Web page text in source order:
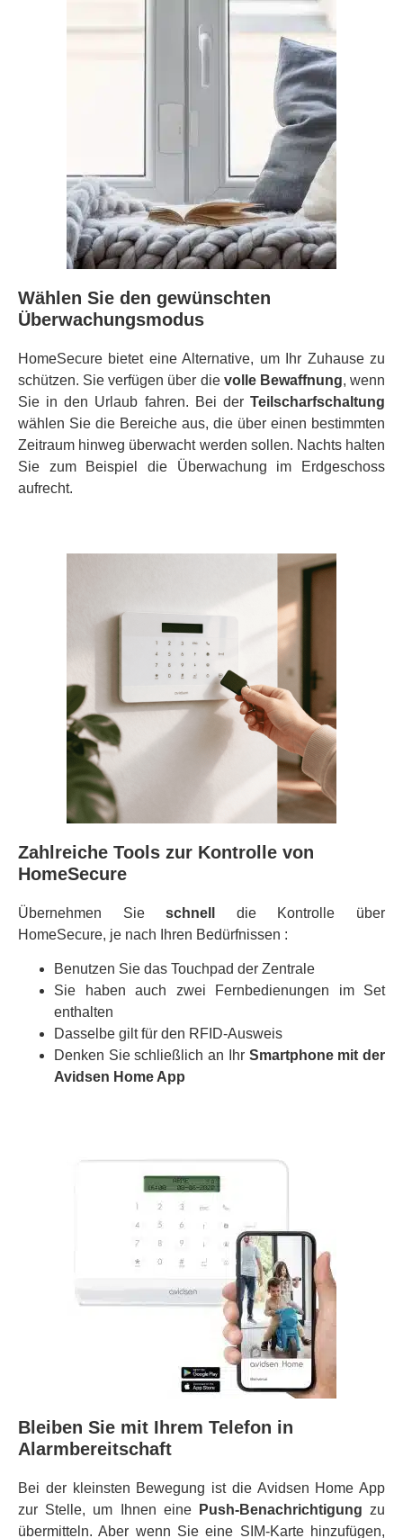
Wählen Sie den gewünschten
Überwachungsmodus
HomeSecure bietet eine Alternative, um Ihr Zuhause zu
schützen. Sie verfügen über die volle Bewaffnung, wenn
Sie in den Urlaub fahren. Bei der Teilscharfschaltung
wählen Sie die Bereiche aus, die über einen bestimmten
Zeitraum hinweg überwacht werden sollen. Nachts halten
Sie zum Beispiel die Überwachung im Erdgeschoss
aufrecht.
Zahlreiche Tools zur Kontrolle von
HomeSecure
Übernehmen Sieschnell
die Kontrolle über
HomeSecure, je nach Ihren Bedürfnissen :
Benutzen Sie das Touchpad der Zentrale
Sie haben auch zwei Fernbedienungen im Set
enthalten
Dasselbe gilt für den RFID-Ausweis
Denken Sie schließlich an Ihr Smartphone mit der
Avidsen Home App
Bleiben Sie mit Ihrem Telefon in
Alarmbereitschaft
Bei der kleinsten Bewegung ist die Avidsen Home App
zur Stelle, um Ihnen eine
Push-Benachrichtigung zu
übermitteln. Aber wenn Sie eine SIM-Karte hinzufügen,